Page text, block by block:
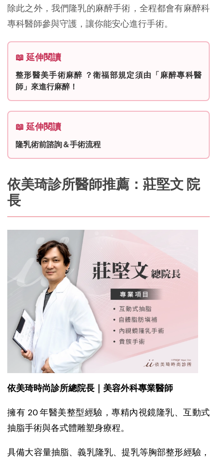
除此之外，我們隆乳的麻醉手術，全程都會有麻醉科
專科醫師參與守護，讓你能安心進行手術。
📖 延伸閱讀
整形醫美手術麻醉 ？衛福部規定須由「麻醉專科醫
師」來進行麻醉！
📖 延伸閱讀
隆乳術前諮詢＆手術流程
依美琦診所醫師推薦：莊堅文 院
長
依美琦時尚診所總院長｜美容外科專業醫師
擁有 20 年醫美整型經驗，專精內視鏡隆乳、互動式
抽脂手術與各式體雕塑身療程。
具備大容量抽脂、義乳隆乳、提乳等胸部整形經驗，